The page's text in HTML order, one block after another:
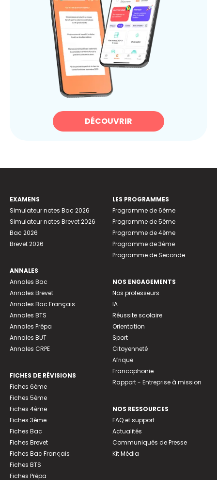
DÉCOUVRIR
EXAMENS
Simulateur notes Bac 2026
Simulateur notes Brevet 2026
Bac 2026
Brevet 2026
ANNALES
Annales Bac
Annales Brevet
Annales Bac Français
Annales BTS
Annales Prépa
Annales BUT
Annales CRPE
FICHES DE RÉVISIONS
Fiches 6ème
Fiches 5ème
Fiches 4ème
Fiches 3ème
Fiches Bac
Fiches Brevet
Fiches Bac Français
Fiches BTS
Fiches Prépa
LES PROGRAMMES
Programme de 6ème
Programme de 5ème
Programme de 4ème
Programme de 3ème
Programme de Seconde
NOS ENGAGEMENTS
Nos professeurs
IA
Réussite scolaire
Orientation
Sport
Citoyenneté
Afrique
Francophonie
Rapport - Entreprise à mission
NOS RESSOURCES
FAQ et support
Actualités
Communiqués de Presse
Kit Média